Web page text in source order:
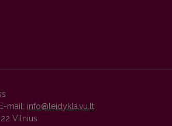
mail: info@leidykla.vu.lt
Vilnius